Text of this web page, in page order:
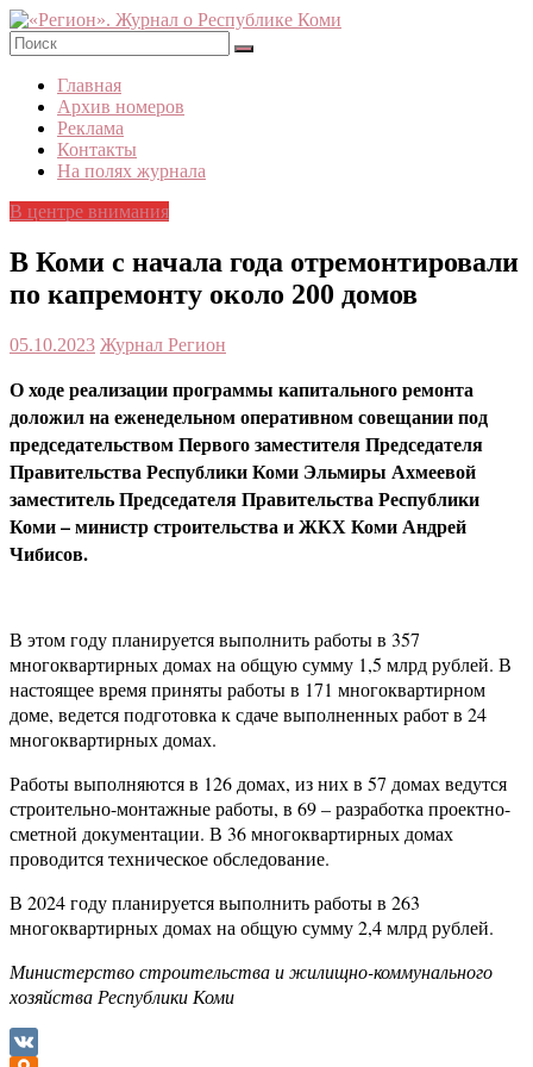
Skip
to
content
«Регион».
Журнал
Республике
Коми
Главная
Архив номеров
Реклама
Контакты
На полях журнала
В центре внимания
В Коми с начала года отремонтировали
по капремонту около 200 домов
05.10.2023 Журнал Регион
О ходе реализации программы капитального ремонта
доложил на еженедельном оперативном совещании под
председательством Первого заместителя Председателя
Правительства Республики Коми Эльмиры Ахмеевой
заместитель Председателя Правительства Республики
Коми – министр строительства и ЖКХ Коми Андрей
Чибисов.
В этом году планируется выполнить работы в 357
многоквартирных домах на общую сумму 1,5 млрд рублей. В
настоящее время приняты работы в 171 многоквартирном
доме, ведется подготовка к сдаче выполненных работ в 24
многоквартирных домах.
Работы выполняются в 126 домах, из них в 57 домах ведутся
строительно-монтажные работы, в 69 – разработка проектно-
сметной документации. В 36 многоквартирных домах
проводится техническое обследование.
В 2024 году планируется выполнить работы в 263
многоквартирных домах на общую сумму 2,4 млрд рублей.
Министерство строительства и жилищно-коммунального
хозяйства Республики Коми